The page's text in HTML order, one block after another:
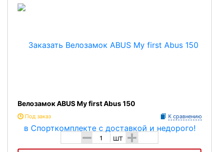
Характеристика:
Уровень защиты: 1 (стандарт)
Вес: 300 г.
Велозамок ABUS My first Abus 150
Под заказ К сравнению
- шт +